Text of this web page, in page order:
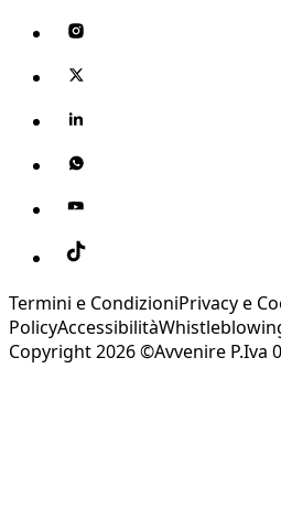
Termini e CondizioniPrivacy e
PolicyAccessibilità
Copyright 2026 ©Avvenire P.Iva